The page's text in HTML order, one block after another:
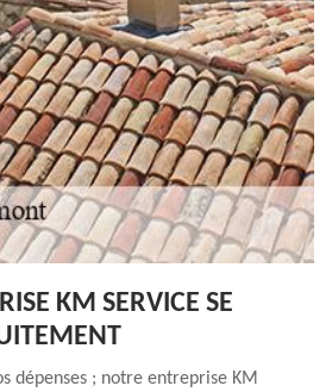
KM SERVICE SE
dépenses ; notre entreprise KM